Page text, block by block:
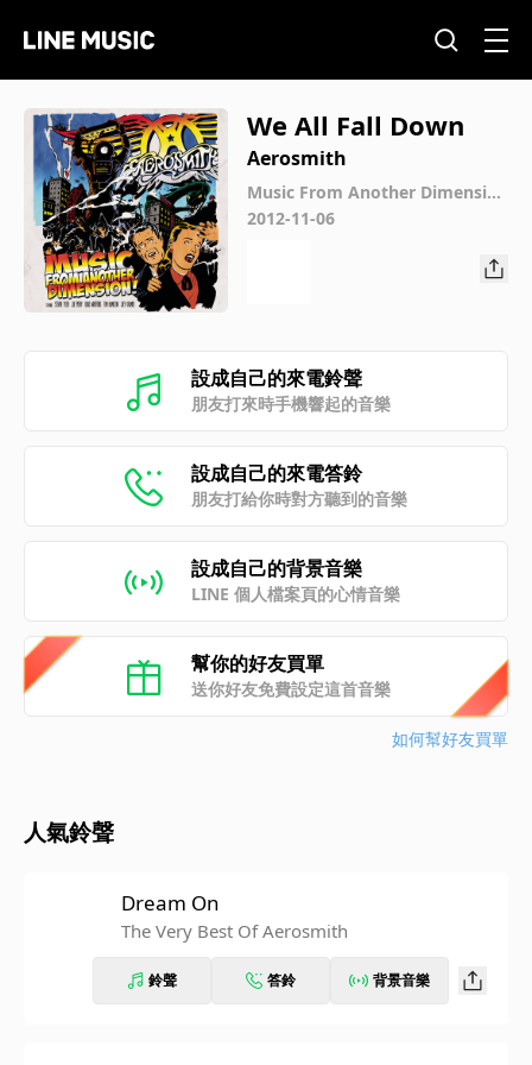
We All Fall Down
Aerosmith
Music From Another Dimensio
n! (Expanded Edition)
2012-11-06
設成自己的來電鈴聲
朋友打來時手機響起的音樂
設成自己的來電答鈴
朋友打給你時對方聽到的音樂
設成自己的背景音樂
LINE 個人檔案頁的心情音樂
幫你的好友買單
送你好友免費設定這首音樂
如何幫好友買單
人氣鈴聲
Dream On
The Very Best Of Aerosmith
鈴聲 答鈴 背景音樂